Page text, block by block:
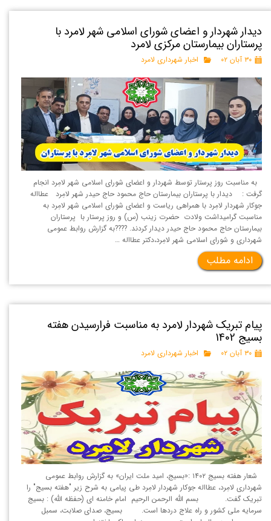
دیدار شهردار و اعضای شورای اسلامی شهر لامرد با
پرستاران بیمارستان مرکزی لامرد
۳۰ آبان ۰۲ اخبار شهرداری لامرد
به مناسبت روز پرستار توسط شهردار و اعضای شورای اسلامی شهر لامِرد انجام
گرفت : دیدار با پرستاران بیمارستان حاج محمود حاج حیدر شهر لامِرد عطااله
جوکار شهردار لامِرد با همراهی ریاست و اعضای شورای اسلامی شهر لامِرد به
مناسبت گرامیداشت ولادت حضرت زینب (س) و روز پرستار با پرستاران
بیمارستان حاج محمود حاج حیدر دیدار کردند. ????به گزارش روابط عمومی
شهرداری و شورای اسلامی شهر لامِرد،دکتر عطااله …
ادامه مطلب
پیام تبریک شهردار لامرد به مناسبت فرارسیدن هفته
بسیج 1402
۳۰ آبان ۰۲ اخبار شهرداری لامرد
شعار هفته بسیج ۱۴۰۲ :«بسیج، امید ملت ایران» به گزارش روابط عمومی
شهرداری لامِرد، عطااله جوکار شهردار لامِرد طی پیامی به شرح زیر "هفته بسیج" را
تبریک گفت. بسم الله الرحمن الرحیم امام خامنه ای (حفظه الله) : بسیج
سرمایه ملی کشور و راه علاج دردها است. بسیج، صدای صلابت، سمبل